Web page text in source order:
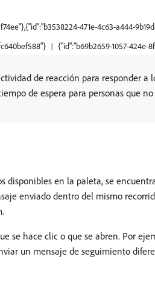
471e-4c63-a444-
{"id":"b69b2659-1057-424e-
de reacción para responder a
de espera para personas que
disponibles en la paleta, se
enviado dentro del mismo
se hace clic o que se abren. Por
un mensaje de seguimiento